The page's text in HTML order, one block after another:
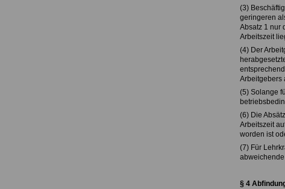
(3)
geringeren
Absatz 1 nur
Arbeitszeit
(4) Der
Arbeitgebers
(5) Solange
(6) Die
Arbeitszeit
worden ist
(7) Für
§ 4